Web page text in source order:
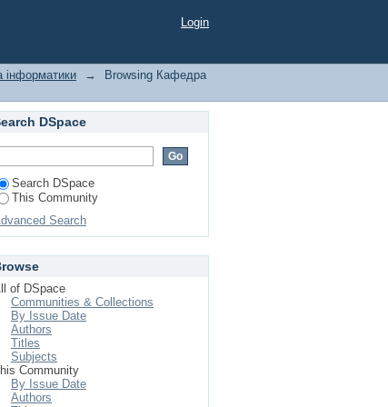
"предиктивна
Login
інформатики →
Browsing Кафедра
DSpace
Search DSpace
This Community
Search
of DSpace
Communities & Collections
By Issue Date
Authors
Titles
Subjects
Community
By Issue Date
Authors